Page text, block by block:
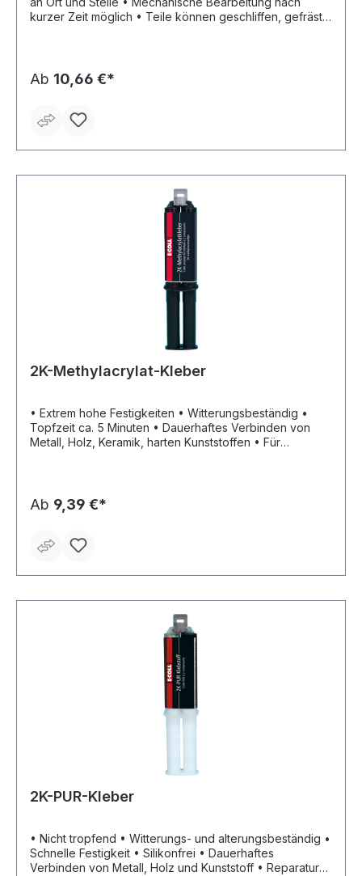
kurzer Zeit möglich • Teile können geschliffen, gefräst,
Vorbereitung: Anrauen und Reinigen (Aceton) •
Temperaturbeständigkeit: -55 °C bis +120 °C
Ab 10,66 €*
2K-Methylacrylat-Kleber
• Extrem hohe Festigkeiten • Witterungsbeständig •
Topfzeit ca. 5 Minuten • Dauerhaftes Verbinden von
Metall, Holz, Keramik, harten Kunststoffen • Für
Keramik • Temperaturbeständigkeit: -55 °C bis +120 °C
Ab 9,39 €*
2K-PUR-Kleber
• Nicht tropfend • Witterungs- und alterungsbeständig •
Schnelle Festigkeit • Silikonfrei • Dauerhaftes
Verbinden von Metall, Holz und Kunststoff • Reparatur